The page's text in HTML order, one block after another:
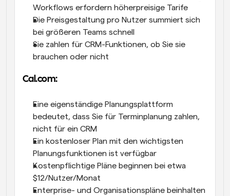
Workflows erfordern höherpreisige Tarife
Die Preisgestaltung pro Nutzer summiert sich
bei größeren Teams schnell
Sie zahlen für CRM-Funktionen, ob Sie sie
brauchen oder nicht
Cal.com:
Eine eigenständige Planungsplattform
bedeutet, dass Sie für Terminplanung zahlen,
nicht für ein CRM
Ein kostenloser Plan mit den wichtigsten
Planungsfunktionen ist verfügbar
Kostenpflichtige Pläne beginnen bei etwa
$12/Nutzer/Monat
Enterprise- und Organisationspläne beinhalten